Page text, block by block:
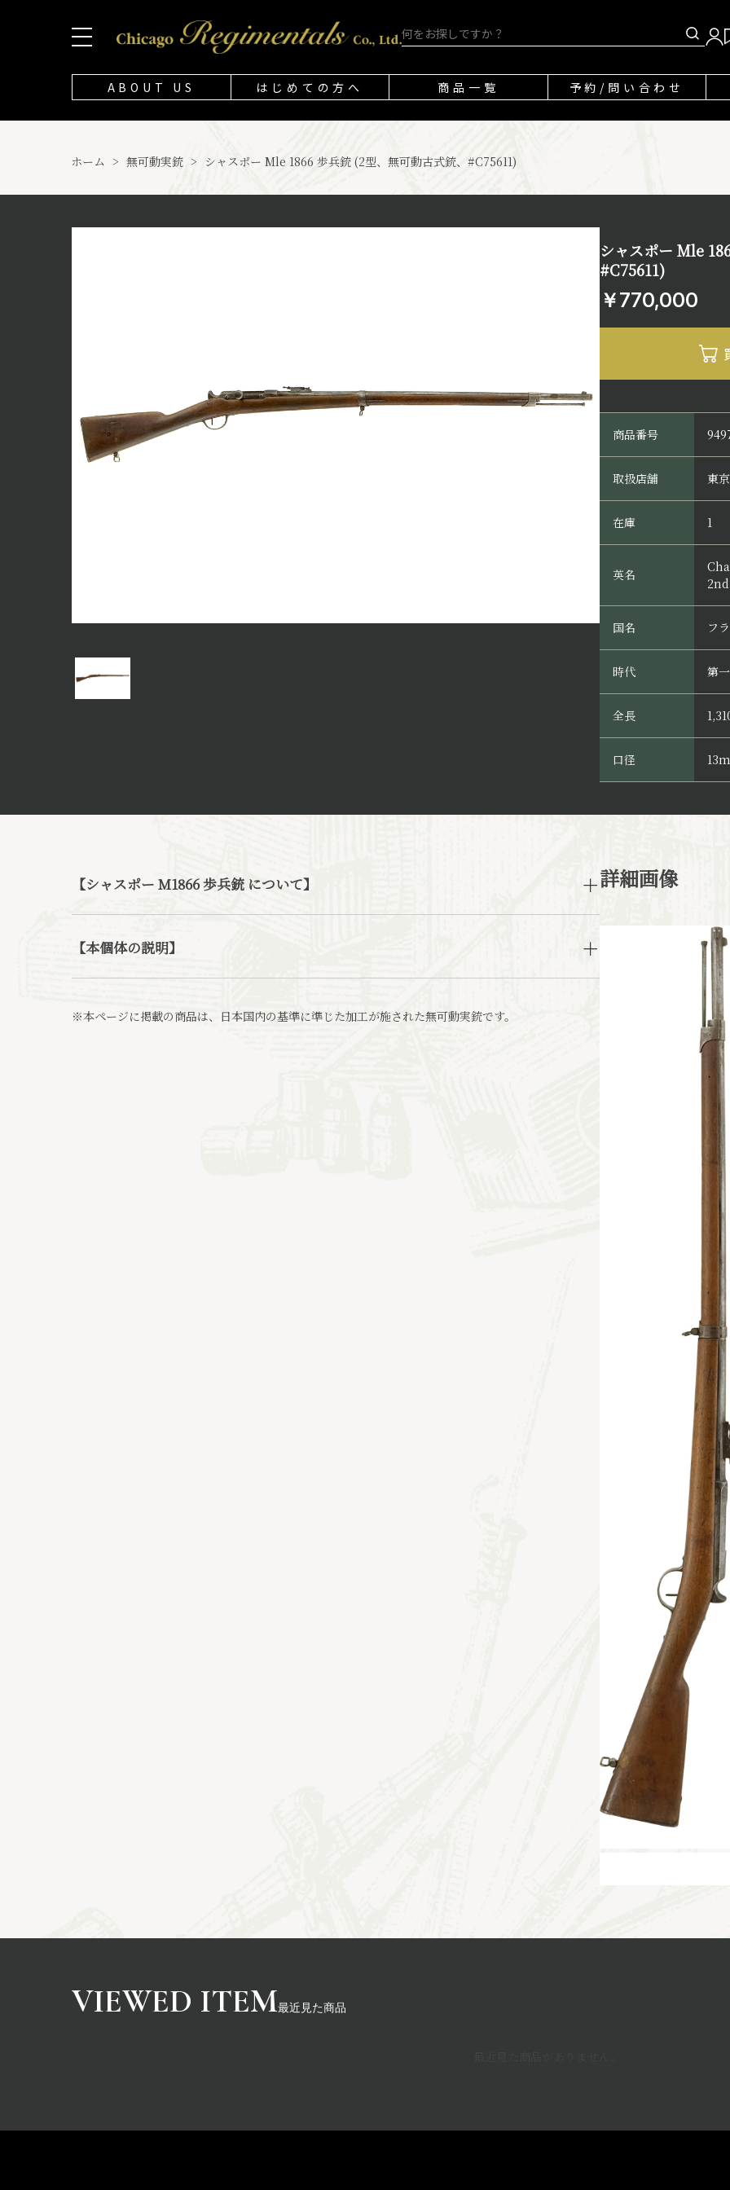
ABOUT US はじめての方へ 商品一覧 予約/問い合わせ
ホーム > 無可動実銃 > シャスポー Mle 1866 歩兵銃 (2型、無可動古式銃、#C75611)
シャスポー Mle
#C75611)
￥770,000
商品番号
取扱店舗 東
在庫 1
英名
国名 フ
時代 第
全長
口径
【シャスポー M1866 歩兵銃 について】
【本個体の説明】
※本ページに掲載の商品は、日本国内の基準に準じた加工が施された無可動実銃です。
詳細画像
最近見た商品